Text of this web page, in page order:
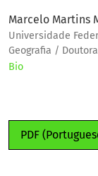
Marcelo Martins
Universidade
Geografia /
Bio
PDF